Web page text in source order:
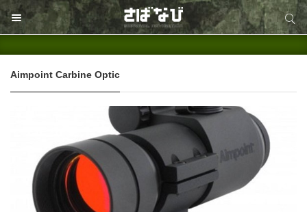
サイト内検索
Aimpoint Carbine Optic
サイト内検索